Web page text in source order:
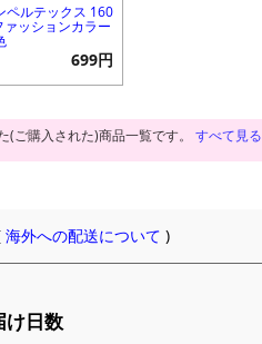
ペルテックス 160
ァッションカラー
699円
(ご購入された)商品一覧です。 すべて見る
海外への配送について )
け日数